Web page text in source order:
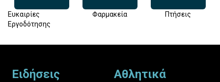
Ευκαιρίες
Εργοδότησης
Φαρμακεία Πτήσεις
Ειδήσεις Αθλητικά